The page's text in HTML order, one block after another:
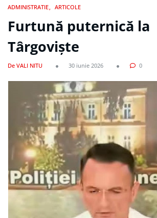
ADMINISTRATIE ARTICOLE
Furtună puternică la
Târgoviște
De VALI NITU 30 iunie 2026 0